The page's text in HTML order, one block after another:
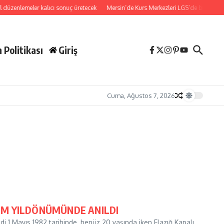
kalıcı sonuç üretecek Mersin’de Kurs Merkezleri LGS’de büyük
Politikası Giriş
Cuma, Ağustos 7, 2026
YILDÖNÜMÜNDE ANILDI
Mayıs 1982 tarihinde, henüz 20 yaşında iken Elazığ Kapalı